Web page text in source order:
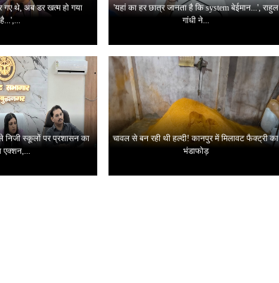
गए थे, अब डर खत्म हो गया
है...',...
'यहां का हर छात्र जानता है कि system बेईमान...', राहुल
गांधी ने...
निजी स्कूलों पर प्रशासन का
एक्शन,...
चावल से बन रही थी हल्दी! कानपुर में मिलावट फैक्ट्री का
भंडाफोड़